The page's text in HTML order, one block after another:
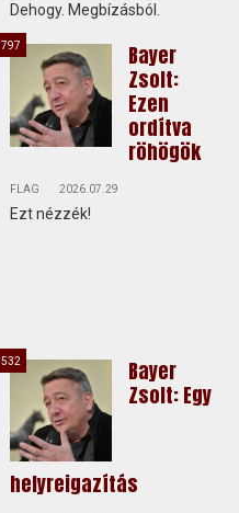
Dehogy. Megbízásból.
Bayer
Zsolt:
Ezen
ordítva
röhögök
FLAG 2026.07.29
Ezt nézzék!
797
Bayer
Zsolt: Egy
helyreigazítás
532